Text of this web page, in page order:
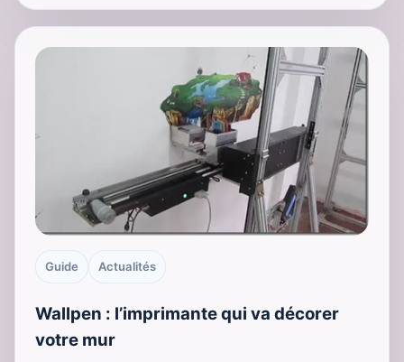
Guide Actualités
Wallpen : l’imprimante qui va décorer
votre mur